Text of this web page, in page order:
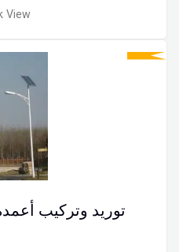
View
توريد وتركيب